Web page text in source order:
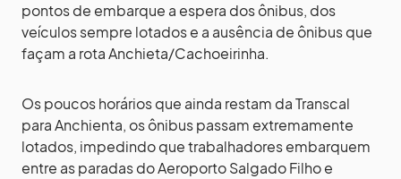
pontos de embarque a espera dos ônibus, dos
veículos sempre lotados e a ausência de ônibus que
façam a rota Anchieta/Cachoeirinha.
Os poucos horários que ainda restam da Transcal
para Anchienta, os ônibus passam extremamente
lotados, impedindo que trabalhadores embarquem
entre as paradas do Aeroporto Salgado Filho e